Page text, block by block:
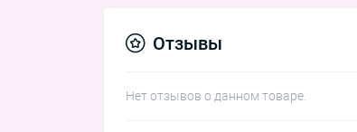
Отзывы
Нет отзывов о данном товаре.